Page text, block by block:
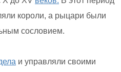
короли, а рыцари были
сословием.
и управляли своими